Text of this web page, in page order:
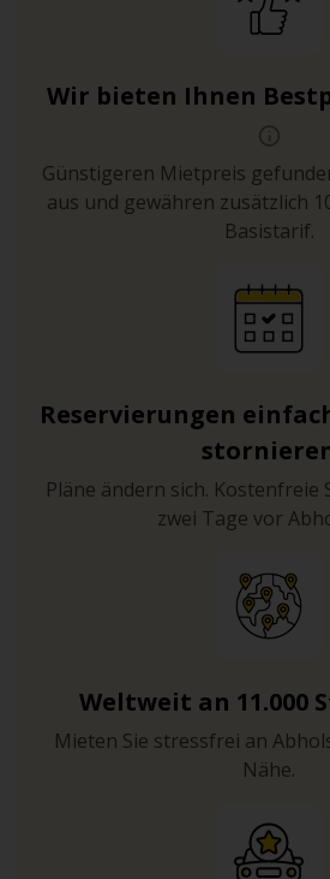
Wir bieten Ihnen
Günstigeren Mietpreis
aus und gewähren zusätzlich
Basistarif.
Reservierungen
Pläne ändern sich.
zwei Tage vor
Weltweit an 11.000
Mieten Sie stressfrei an
Nähe.